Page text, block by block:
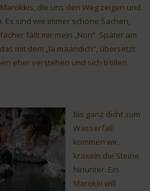
die uns den Weg zeigen und
sind wie immer schöne Sachen,
fällt mir mein „Non“. Später am
mit dem „la mäandich“, übersetzt:
eher verstehen und sich trollen.
Bis ganz dicht zum
Wasserfall
kommen wir,
kraxeln die Steine
hinunter. Ein
Marokki will